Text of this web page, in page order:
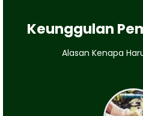
Keunggulan
Alasan Kenapa